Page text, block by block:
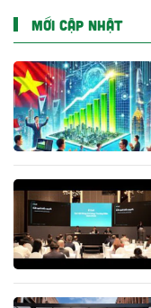
MỚI CẬP NHẬT